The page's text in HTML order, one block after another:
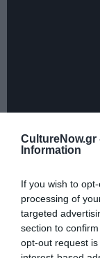
CultureNow.gr
Information
If you wish to
processing of
targeted
section to
opt-out request
Φωτογραφίες:
Διαβάστε
Φεστιβάλ